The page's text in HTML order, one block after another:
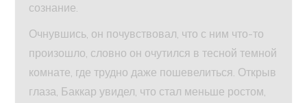
сознание.
Очнувшись, он почувствовал, что с ним что-то
произошло, словно он очутился в тесной темной
комнате, где трудно даже пошевелиться. Открыв
глаза, Баккар увидел, что стал меньше ростом,